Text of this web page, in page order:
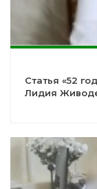
Статья «52
Лидия